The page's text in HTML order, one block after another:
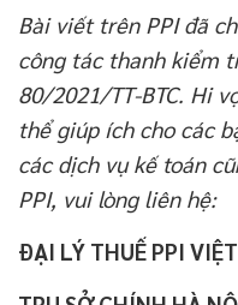
Bài viết trên PPI đã
công tác thanh kiểm
80/2021/TT-BTC. Hi
thể giúp ích cho các
các dịch vụ kế toán
PPI, vui lòng liên hệ:
ĐẠI LÝ THUẾ PPI